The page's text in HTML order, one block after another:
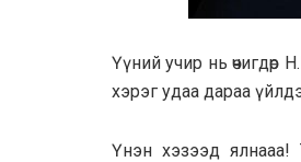
Үүний yчир нь өчигдөр
хэрэг удaa дарaa
Үнэн хэзээд ялнaaa!